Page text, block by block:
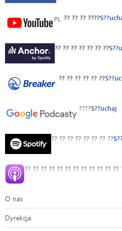
?? ?? ?? ????
?? ?? ?? ?? ?? ?? ??
?? ?? ?? ?? ?? ??
????S??uchaj
?? ?? ?? ?? ?? ?? ?? ??
?? ?? ?? ?? ?? ?? ?? ?? ?? ?? ?? ??
O nas
Dyrekcja